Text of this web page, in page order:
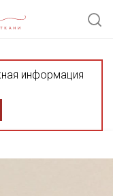
информация